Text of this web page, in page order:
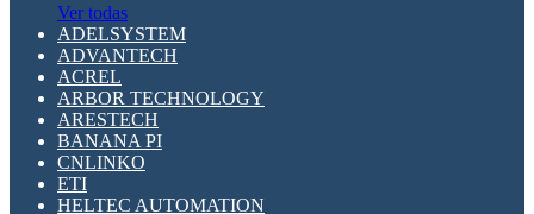
Ver todas
ADELSYSTEM
ADVANTECH
ACREL
ARBOR TECHNOLOGY
ARESTECH
BANANA PI
CNLINKO
ETI
HELTEC AUTOMATION